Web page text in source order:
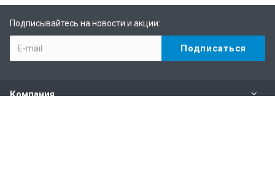
Подписывайтесь на новости и акции:
Компания